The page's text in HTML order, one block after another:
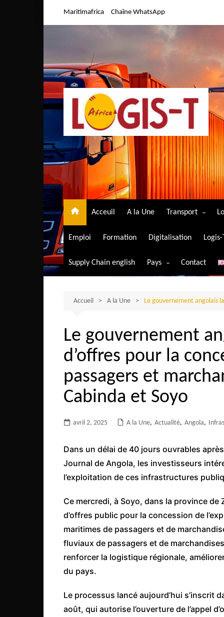
Maritimafrica Chaîne WhatsApp
Acceuil A la Une Transport
Transport aérien
Transport
Transport routier
Emploi Formation Digitalisation
Supply Chain english Pays
Algérie
Bénin
Burkina-Faso
Burundi
Cameroun
Centrafrique
Côte d’Ivoire
Ethiopie
Gabon
Ghana
Ile Maurice
Contact
Accueil A la Une Le gouvernement angolais
Le gouvernement
d’offres pour la
passagers et
Cabinda et Soyo
avril 2, 2025 A la Une, Actualité, Angola,
Dans un délai de 40 jours ouvrables
Journal de Angola, les investisseurs
l’exploitation de ces infrastructures
Ce mercredi, à Soyo, dans la province de
d’offres public pour la concession de
maritimes de passagers et de
fluviaux de passagers et de
renforcer la logistique régionale,
du pays.
Le processus lancé aujourd’hui s’inscrit
août, qui autorise l’ouverture de l’appel